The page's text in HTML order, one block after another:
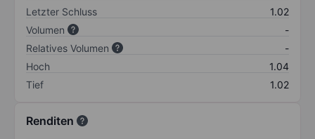
Letzter Schluss
1.02
Volumen
-
Relatives Volumen
-
Hoch
1.04
Tief
1.02
Renditen